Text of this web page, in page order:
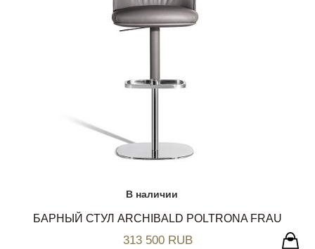
В наличии
БАРНЫЙ СТУЛ ARCHIBALD POLTRONA FRAU
313 500 RUB